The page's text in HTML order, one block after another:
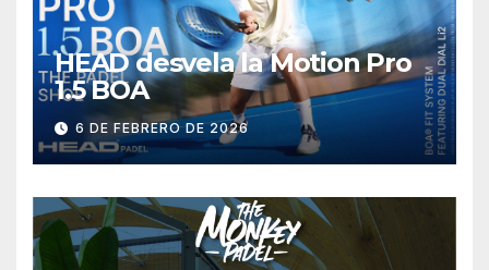
HEAD desvela la Motion Pro
1.5 BOA
6 DE FEBRERO DE 2026